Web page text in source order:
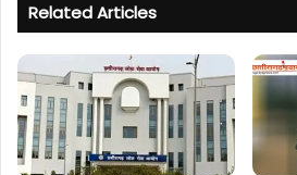
Related Articles